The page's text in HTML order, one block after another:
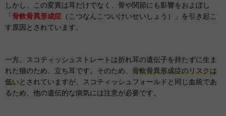
しかし、この変異は耳だけでなく、骨や関節にも影響をおよぼし
「 骨軟骨異形成症 （こつなんこついけいせいしょう）」を引き起こ
す原因とされています。
一方、スコティッシュストレートは折れ耳の遺伝子を持たずに生ま
れた猫のため、立ち耳です。そのため、 骨軟骨異形成症のリスクは
低いとされていますが、スコティッシュフォールドと同じ血統であ
るため、他の遺伝的な病気には注意が必要です。